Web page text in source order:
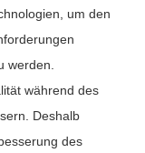
um den
werden.
während des
Deshalb
des